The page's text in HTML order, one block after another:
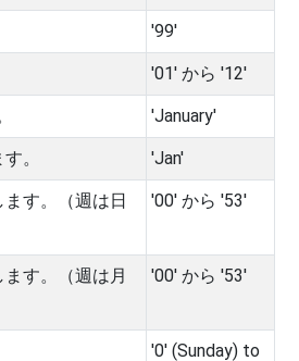
'99'
'01' から '12'
'January'
。 'Jan'
す。（週は日
'00' から '53'
す。（週は月
'00' から '53'
'0' (Sunday) to